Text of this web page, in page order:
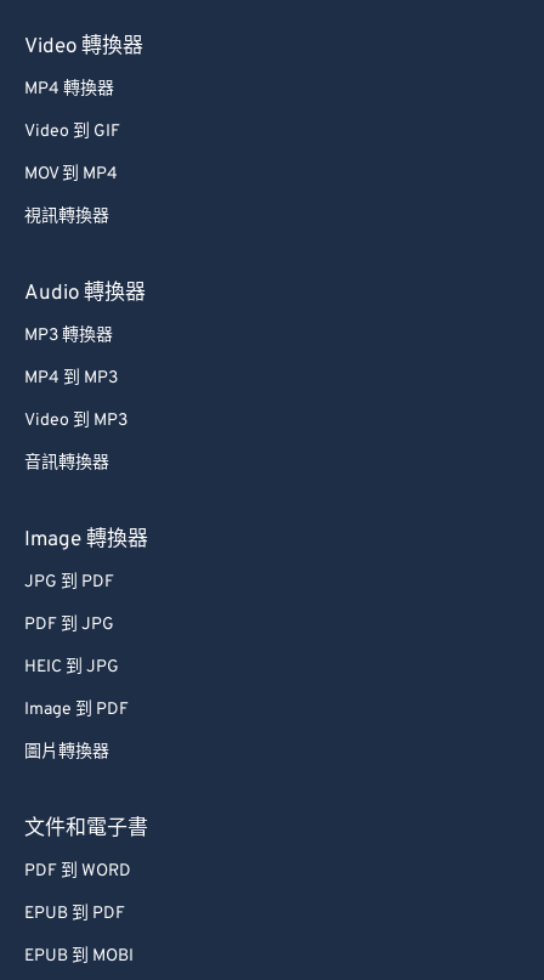
Video 轉換器
MP4 轉換器
Video 到 GIF
MOV 到 MP4
視訊轉換器
Audio 轉換器
MP3 轉換器
MP4 到 MP3
Video 到 MP3
音訊轉換器
Image 轉換器
JPG 到 PDF
PDF 到 JPG
HEIC 到 JPG
Image 到 PDF
圖片轉換器
文件和電子書
PDF 到 WORD
EPUB 到 PDF
EPUB 到 MOBI